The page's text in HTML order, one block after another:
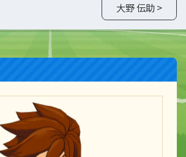
大野 伝助 >